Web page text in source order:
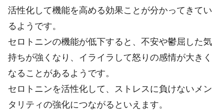
活性化して機能を高める効果ことが分かってきてい
るようです。
セロトニンの機能が低下すると、不安や鬱屈した気
持ちが強くなり、イライラして怒りの感情が大きく
なることがあるようです。
セロトニンを活性化して、ストレスに負けないメン
タリティの強化につながるといえます。